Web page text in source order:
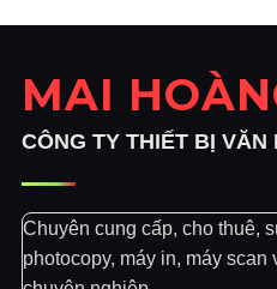
MAI
CÔNG TY THIẾT BỊ VĂN
Chuyên cung cấp, cho thuê,
photocopy, máy in, máy scan